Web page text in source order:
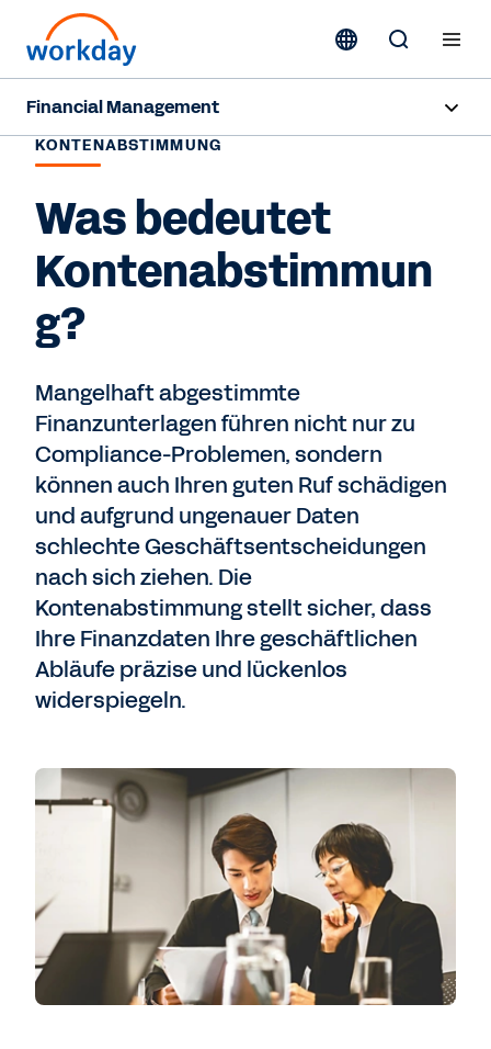
Financial Management
Overview
Products
Resources
KONTENABSTIMMUNG
Was bedeutet
Kontenabstimmun
g?
Mangelhaft abgestimmte
Finanzunterlagen führen nicht nur zu
Compliance-Problemen, sondern
können auch Ihren guten Ruf schädigen
und aufgrund ungenauer Daten
schlechte Geschäftsentscheidungen
nach sich ziehen. Die
Kontenabstimmung stellt sicher, dass
Ihre Finanzdaten Ihre geschäftlichen
Abläufe präzise und lückenlos
widerspiegeln.